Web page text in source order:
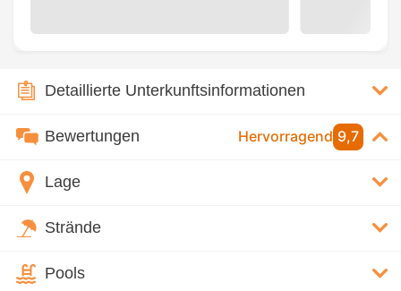
Detaillierte Unterkunftsinformationen
Bewertungen Hervorragend 9,7
Lage
Strände
Pools